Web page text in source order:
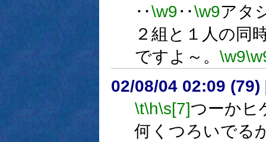
‥\w9‥\w9アタ
２組と１人の同
ですよ～。 \w9
02/08/04 02:09 (79)
\t\h\s[7]つーかヒ
何くつろいでる